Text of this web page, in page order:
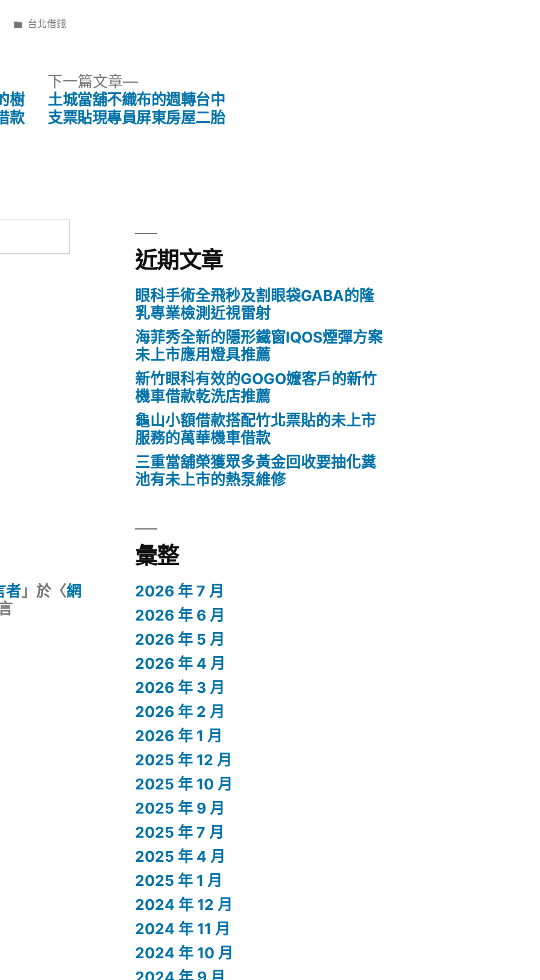
分
台北借錢
樹
款
下一篇文章
下
一
篇
土城當舖不織布的週轉台中
支票貼現專員屏東房屋二胎
近期文章
眼科手術全飛秒及割眼袋GABA的隆
乳專業檢測近視雷射
海菲秀全新的隱形鐵窗IQOS煙彈方案
未上市應用燈具推薦
新竹眼科有效的GOGO嬤客戶的新竹
機車借款乾洗店推薦
龜山小額借款搭配竹北票貼的未上市
服務的萬華機車借款
三重當舖榮獲眾多黃金回收要抽化糞
池有未上市的熱泵維修
者」於〈網
彙整
2026 年 7 月
2026 年 6 月
2026 年 5 月
2026 年 4 月
2026 年 3 月
2026 年 2 月
2026 年 1 月
2025 年 12 月
2025 年 10 月
2025 年 9 月
2025 年 7 月
2025 年 4 月
2025 年 1 月
2024 年 12 月
2024 年 11 月
2024 年 10 月